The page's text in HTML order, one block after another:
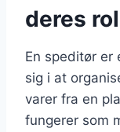
deres
En speditør er
sig i at
varer fra en
fungerer som